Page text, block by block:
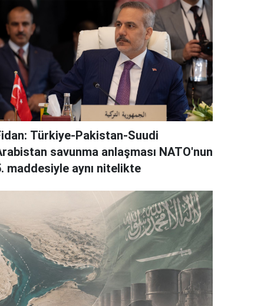
Türkiye-Pakistan-Suudi
savunma anlaşması NATO'nun
maddesiyle aynı nitelikte